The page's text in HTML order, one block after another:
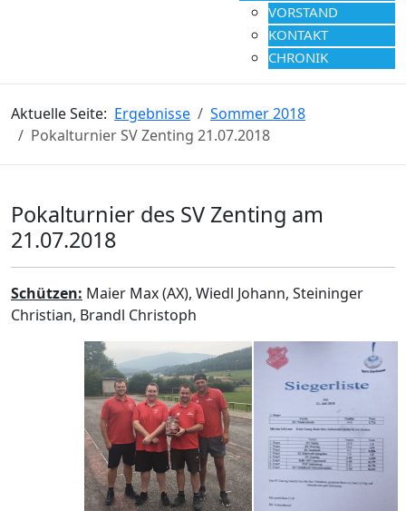
VORSTAND
KONTAKT
CHRONIK
Aktuelle Seite: Ergebnisse
Sommer 2018
Pokalturnier SV Zenting 21.07.2018
Pokalturnier des SV Zenting am
21.07.2018
Schützen: Maier Max (AX), Wiedl Johann, Steininger
Christian, Brandl Christoph